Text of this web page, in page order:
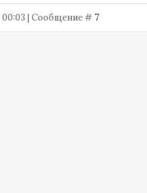
00:03 | Сообщение # 7